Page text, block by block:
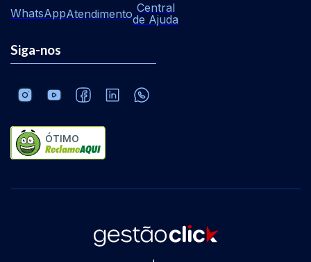
WhatsAppAtendimento Central
de Ajuda
Siga-nos
ÓTIMO